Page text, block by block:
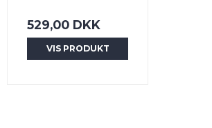
529,00 DKK
VIS PRODUKT